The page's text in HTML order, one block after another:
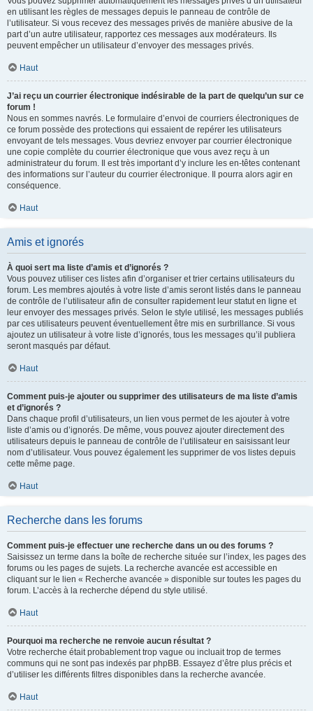
en utilisant les règles de messages depuis le panneau de contrôle de
l’utilisateur. Si vous recevez des messages privés de manière abusive de la
part d’un autre utilisateur, rapportez ces messages aux modérateurs. Ils
peuvent empêcher un utilisateur d’envoyer des messages privés.
Haut
J’ai reçu un courrier électronique indésirable de la part de quelqu’un sur ce
forum !
Nous en sommes navrés. Le formulaire d’envoi de courriers électroniques de
ce forum possède des protections qui essaient de repérer les utilisateurs
envoyant de tels messages. Vous devriez envoyer par courrier électronique
une copie complète du courrier électronique que vous avez reçu à un
administrateur du forum. Il est très important d’y inclure les en-têtes contenant
des informations sur l’auteur du courrier électronique. Il pourra alors agir en
conséquence.
Haut
Amis et ignorés
À quoi sert ma liste d’amis et d’ignorés ?
Vous pouvez utiliser ces listes afin d’organiser et trier certains utilisateurs du
forum. Les membres ajoutés à votre liste d’amis seront listés dans le panneau
de contrôle de l’utilisateur afin de consulter rapidement leur statut en ligne et
leur envoyer des messages privés. Selon le style utilisé, les messages publiés
par ces utilisateurs peuvent éventuellement être mis en surbrillance. Si vous
ajoutez un utilisateur à votre liste d’ignorés, tous les messages qu’il publiera
seront masqués par défaut.
Haut
Comment puis-je ajouter ou supprimer des utilisateurs de ma liste d’amis
et d’ignorés ?
Dans chaque profil d’utilisateurs, un lien vous permet de les ajouter à votre
liste d’amis ou d’ignorés. De même, vous pouvez ajouter directement des
utilisateurs depuis le panneau de contrôle de l’utilisateur en saisissant leur
nom d’utilisateur. Vous pouvez également les supprimer de vos listes depuis
cette même page.
Haut
Recherche dans les forums
Comment puis-je effectuer une recherche dans un ou des forums ?
Saisissez un terme dans la boîte de recherche située sur l’index, les pages des
forums ou les pages de sujets. La recherche avancée est accessible en
cliquant sur le lien « Recherche avancée » disponible sur toutes les pages du
forum. L’accès à la recherche dépend du style utilisé.
Haut
Pourquoi ma recherche ne renvoie aucun résultat ?
Votre recherche était probablement trop vague ou incluait trop de termes
communs qui ne sont pas indexés par phpBB. Essayez d’être plus précis et
d’utiliser les différents filtres disponibles dans la recherche avancée.
Haut